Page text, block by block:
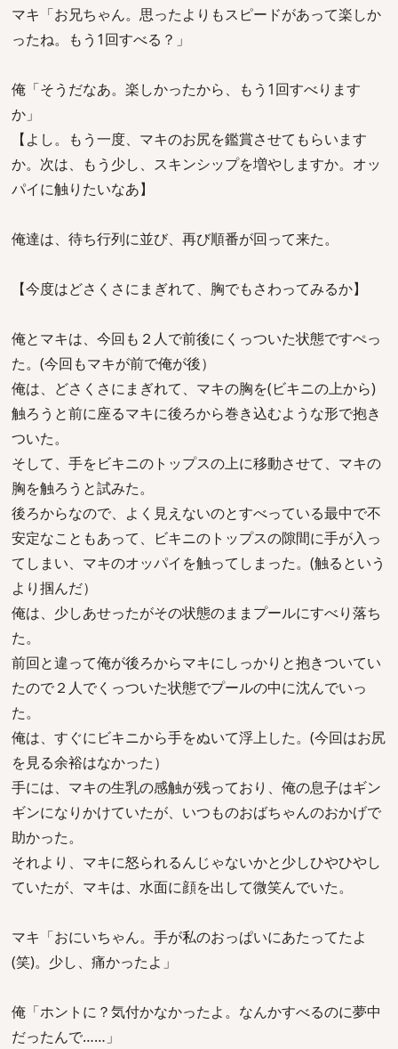
マキ「お兄ちゃん。思ったよりもスピードがあって楽しか
ったね。もう1回すべる？」
俺「そうだなあ。楽しかったから、もう1回すべります
か」
【よし。もう一度、マキのお尻を鑑賞させてもらいます
か。次は、もう少し、スキンシップを増やしますか。オッ
パイに触りたいなあ】
俺達は、待ち行列に並び、再び順番が回って来た。
【今度はどさくさにまぎれて、胸でもさわってみるか】
俺とマキは、今回も２人で前後にくっついた状態ですぺっ
た。(今回もマキが前で俺が後）
俺は、どさくさにまぎれて、マキの胸を(ビキニの上から)
触ろうと前に座るマキに後ろから巻き込むような形で抱き
ついた。
そして、手をビキニのトップスの上に移動させて、マキの
胸を触ろうと試みた。
後ろからなので、よく見えないのとすべっている最中で不
安定なこともあって、ビキニのトップスの隙間に手が入っ
てしまい、マキのオッパイを触ってしまった。(触るという
より掴んだ）
俺は、少しあせったがその状態のままプールにすべり落ち
た。
前回と違って俺が後ろからマキにしっかりと抱きついてい
たので２人でくっついた状態でプールの中に沈んでいっ
た。
俺は、すぐにビキニから手をぬいて浮上した。(今回はお尻
を見る余裕はなかった）
手には、マキの生乳の感触が残っており、俺の息子はギン
ギンになりかけていたが、いつものおばちゃんのおかげで
助かった。
それより、マキに怒られるんじゃないかと少しひやひやし
ていたが、マキは、水面に顔を出して微笑んでいた。
マキ「おにいちゃん。手が私のおっぱいにあたってたよ
(笑)。少し、痛かったよ」
俺「ホントに？気付かなかったよ。なんかすべるのに夢中
だったんで……」